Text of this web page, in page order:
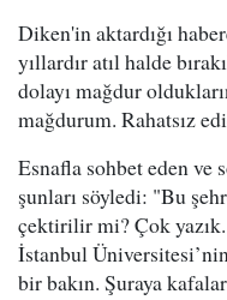
Diken'in aktardığı
yıllardır atıl halde
dolayı mağdur
mağdurum. Rahatsız
Esnafla sohbet eden ve
şunları söyledi: "Bu
çektirilir mi? Çok yazık.
İstanbul
bir bakın. Şuraya